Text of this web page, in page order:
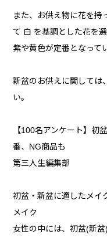
また、お供え物に花を持
て 白 を基調とした花を
紫や黄色が定番となって
新盆のお供えに関しては
い。
【100名アンケート】初
番、NG商品も
第三人生編集部
初盆・新盆に適したメイ
メイク
女性の中には、初盆(新